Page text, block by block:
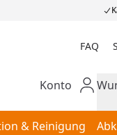
FAQ
Mein Konto
Konto
& Reinigung